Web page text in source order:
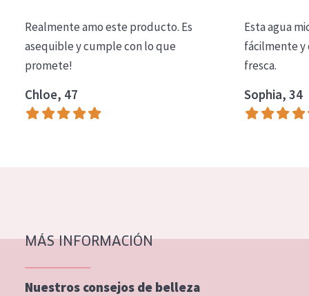
Essentials
Lift+
Expert
Piel madura
Piel menopáusica
Realmente amo este producto. Es
asequible y cumple con lo que
promete!
Chloe, 47
Esta agua
fácilmente y
fresca.
Sophia, 34
MÁS INFORMACIÓN
Nuestros consejos de belleza